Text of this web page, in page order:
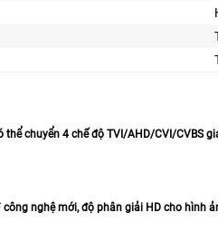
thể chuyển 4 chế độ TVI/AHD/CVI/
công nghệ mới, độ phân giải HD cho